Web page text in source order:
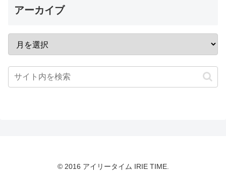
アーカイブ
© 2016 アイリータイム IRIE TIME.